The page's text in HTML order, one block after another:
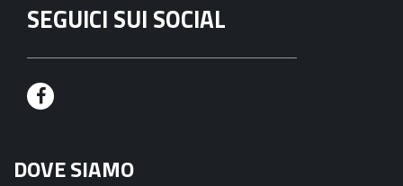
SEGUICI SUI SOCIAL
F
c
DOVE SIAMO